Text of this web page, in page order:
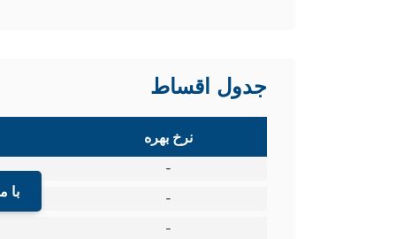
جدول اقساط
با
نرخ بهره
-
-
-